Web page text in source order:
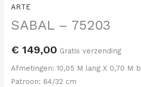
ARTE
SABAL – 75203
€ 149,00 Gratis verzending
Afmetingen: 10,05 M lang X 0,70 M
Patroon: 64/32 cm